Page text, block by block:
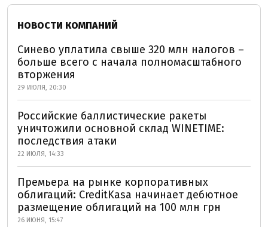
НОВОСТИ КОМПАНИЙ
Синево уплатила свыше 320 млн налогов –
больше всего с начала полномасштабного
вторжения
29 ИЮЛЯ, 20:30
Российские баллистические ракеты
уничтожили основной склад WINETIME:
последствия атаки
22 ИЮЛЯ, 14:33
Премьера на рынке корпоративных
облигаций: CreditKasa начинает дебютное
размещение облигаций на 100 млн грн
26 ИЮНЯ, 15:47